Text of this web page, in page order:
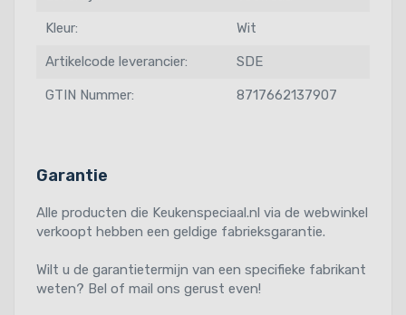
Kleur: Wit
Artikelcode leverancier: SDE
GTIN Nummer: 8717662137907
Garantie
Alle producten die Keukenspeciaal.nl via de webwinkel
verkoopt hebben een geldige fabrieksgarantie.
Wilt u de garantietermijn van een specifieke fabrikant
weten? Bel of mail ons gerust even!